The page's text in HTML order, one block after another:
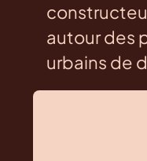
autour des
urbains de